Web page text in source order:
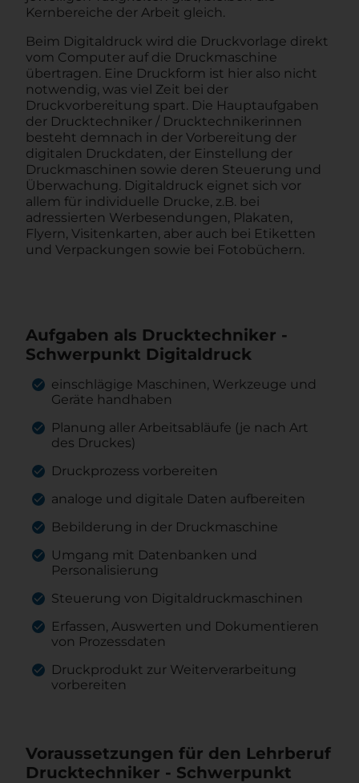
Kernbereiche der Arbeit gleich.
Beim Digitaldruck wird die Druckvorlage direkt
vom Computer auf die Druckmaschine
übertragen. Eine Druckform ist hier also nicht
notwendig, was viel Zeit bei der
Druckvorbereitung spart. Die Hauptaufgaben
der Drucktechniker / Drucktechnikerinnen
besteht demnach in der Vorbereitung der
digitalen Druckdaten, der Einstellung der
Druckmaschinen sowie deren Steuerung und
Überwachung. Digitaldruck eignet sich vor
allem für individuelle Drucke, z.B. bei
adressierten Werbesendungen, Plakaten,
Flyern, Visitenkarten, aber auch bei Etiketten
und Verpackungen sowie bei Fotobüchern.
Aufgaben als Drucktechniker -
Schwerpunkt Digitaldruck
einschlägige Maschinen, Werkzeuge und
Geräte handhaben
Planung aller Arbeitsabläufe (je nach Art
des Druckes)
Druckprozess vorbereiten
analoge und digitale Daten aufbereiten
Bebilderung in der Druckmaschine
Umgang mit Datenbanken und
Personalisierung
Steuerung von Digitaldruckmaschinen
Erfassen, Auswerten und Dokumentieren
von Prozessdaten
Druckprodukt zur Weiterverarbeitung
vorbereiten
Voraussetzungen für den Lehrberuf
Drucktechniker - Schwerpunkt